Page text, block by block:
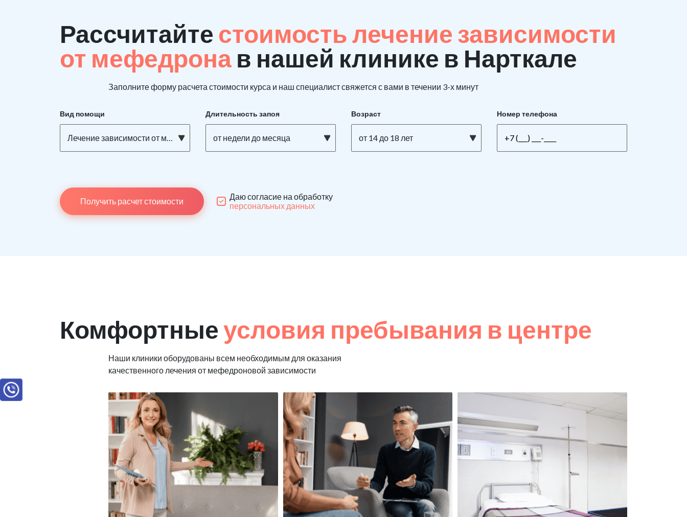
Рассчитайте стоимость лечение зависимости
от мефедрона в нашей клинике в Нарткале
Заполните форму расчета стоимости курса и наш специалист свяжется с вами в течении 3-х минут
Вид помощи
Лечение зависимости от мефедрона
Длительность запоя
от недели до месяца
Возраст
от 14 до 18 лет
Номер телефона
Получить расчет стоимости
Даю согласие на обработку
персональных данных
Комфортныеусловия пребывания в центре
Наши клиники оборудованы всем необходимым для оказания
качественного лечения от мефедроновой зависимости